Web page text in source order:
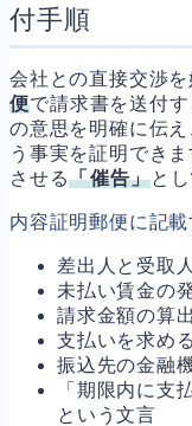
付手順
会社との直接交渉
便で請求書を送付
の意思を明確に伝
う事実を証明でき
させる「催告」と
内容証明郵便に記
差出人と受取
未払い賃金の
請求金額の算
支払いを求め
振込先の金融
「期限内に支
という文言